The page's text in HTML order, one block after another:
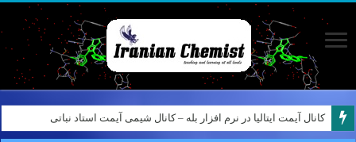
کانال آیمت ایتالیا در نرم افزار بله – کانال شیمی آیمت استاد نباتی